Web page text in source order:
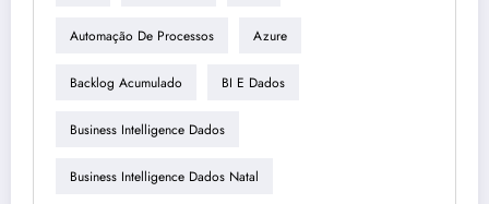
Automação De Processos Azure
Backlog Acumulado BI E Dados
Business Intelligence Dados
Business Intelligence Dados Natal